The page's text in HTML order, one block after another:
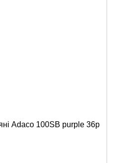
Adaco 100SB purple 36р